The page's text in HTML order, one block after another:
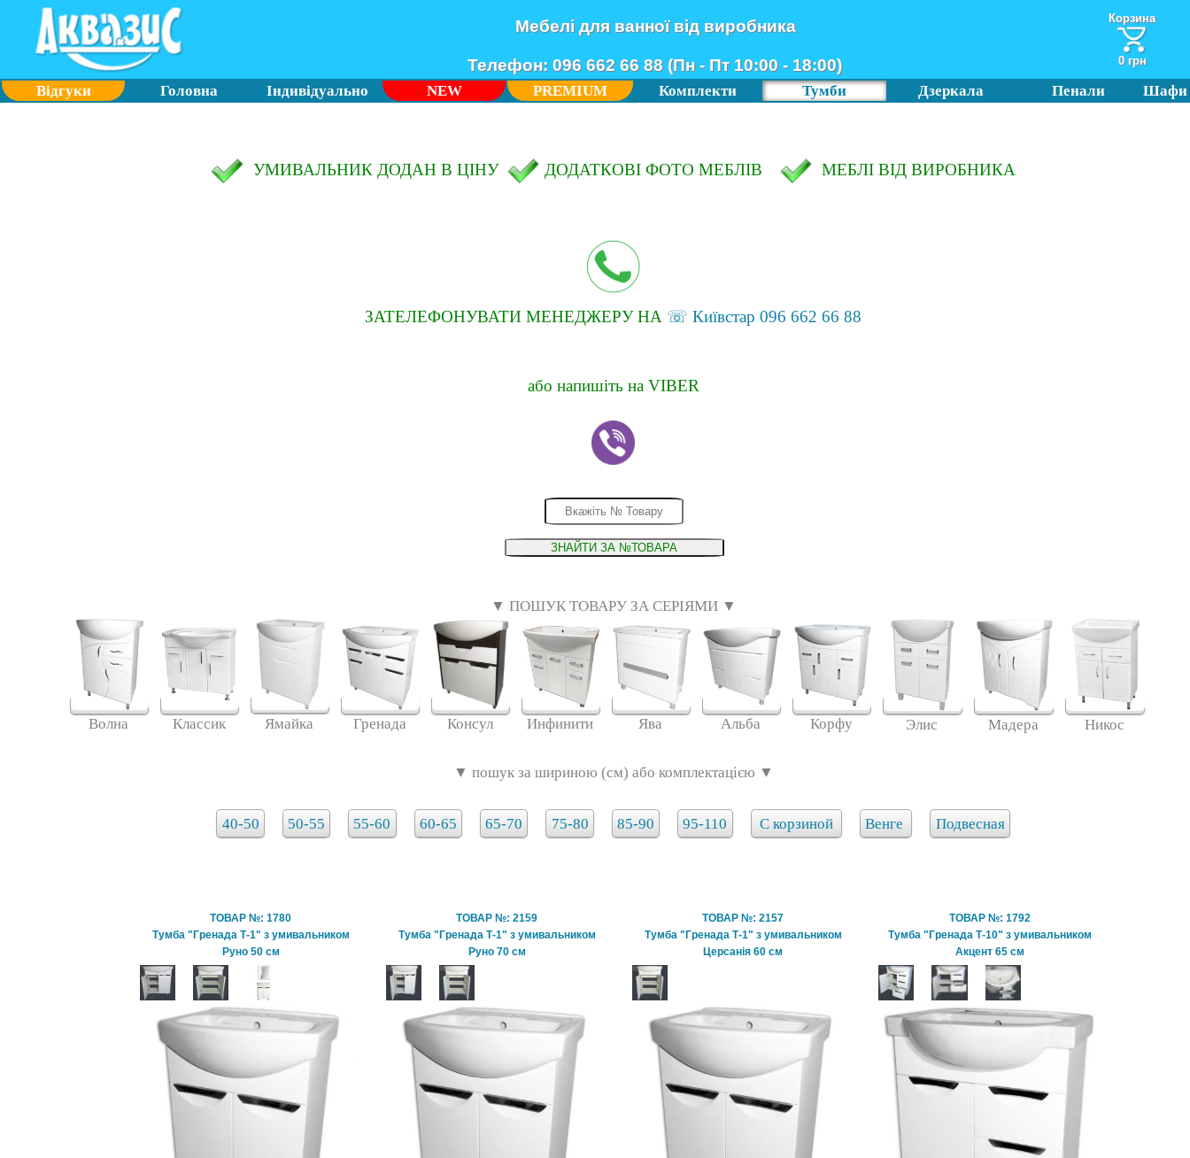
Мебелі для ванної від виробника
Телефон: 096 662 66 88 (Пн - Пт 10:00 - 18:00)
Корзина
0 грн
Відгуки Головна Індивідуально NEW PREMIUM Комплекти Тумби Дзеркала Пенали Шафи
УМИВАЛЬНИК ДОДАН В ЦІНУ ДОДАТКОВІ ФОТО МЕБЛІВ МЕБЛІ ВІД ВИРОБНИКА
ЗАТЕЛЕФОНУВАТИ МЕНЕДЖЕРУ НА ☏ Київстар 096 662 66 88
або напишіть на VIBER
▼ ПОШУК ТОВАРУ ЗА СЕРІЯМИ ▼
Волна Классик Ямайка Гренада Консул Инфинити Ява Альба Корфу Элис Мадера Никос
▼ пошук за шириною (см) або комплектацією ▼
40-50 50-55 55-60 60-65 65-70 75-80 85-90 95-110 С корзиной Венге Подвесная
ТОВАР №: 1780
Тумба "Гренада Т-1" з умивальником
Руно 50 см
ТОВАР №: 2159
Тумба "Гренада Т-1" з умивальником
Руно 70 см
ТОВАР №: 2157
Тумба "Гренада Т-1" з умивальником
Церсанія 60 см
ТОВАР №: 1792
Тумба "Гренада Т-10" з умивальником
Акцент 65 см